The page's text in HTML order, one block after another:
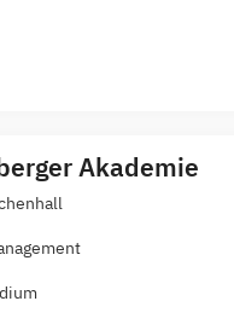
Akademie